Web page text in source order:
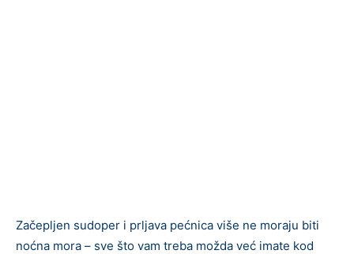
Začepljen sudoper i prljava pećnica više ne moraju biti
noćna mora – sve što vam treba možda već imate kod